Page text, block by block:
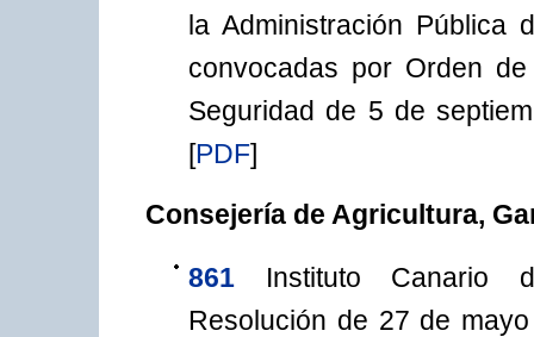
la Administración Pública
convocadas por Orden
Seguridad de 5 de
[PDF]
Consejería de Agricultura,
861
Instituto Canario
Resolución de 27 de